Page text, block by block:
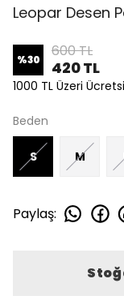
Leopar Desen
%30 600 TL
420 TL
1000 TL Üzeri
Beden
S M
Paylaş: